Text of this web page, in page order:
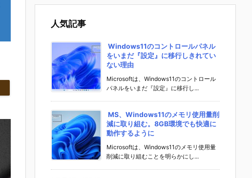
人気記事
Windows11のコントロールパネル
をいまだ『設定』に移行しきれてい
ない理由
Microsoftは、Windows11のコントロール
パネルをいまだ『設定』に移行し...
MS、Windows11のメモリ使用量削
減に取り組む。8GB環境でも快適に
動作するように
Microsoftは、Windows11のメモリ使用量
削減に取り組むことを明らかにし...